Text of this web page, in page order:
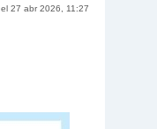
el 27 abr 2026, 11:27